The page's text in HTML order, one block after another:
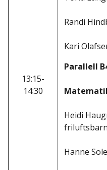
13:15-
14:30
Randi
Kari
Parallell
Heidi
Hanne